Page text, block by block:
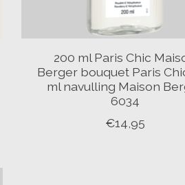
200 ml Paris Chic
Berger bouquet Paris
ml navulling Maison
6034
€14,95